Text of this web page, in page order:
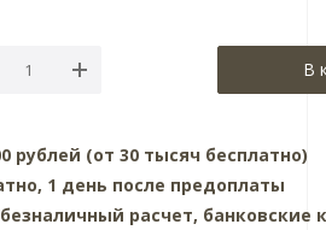
В
рублей (от 30 тысяч бесплатно)
1 день после предоплаты
расчет, банковские